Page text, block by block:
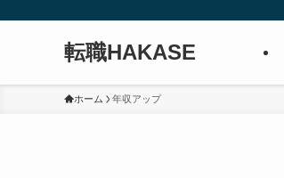
転職HAKASE
ホーム 年収アップ